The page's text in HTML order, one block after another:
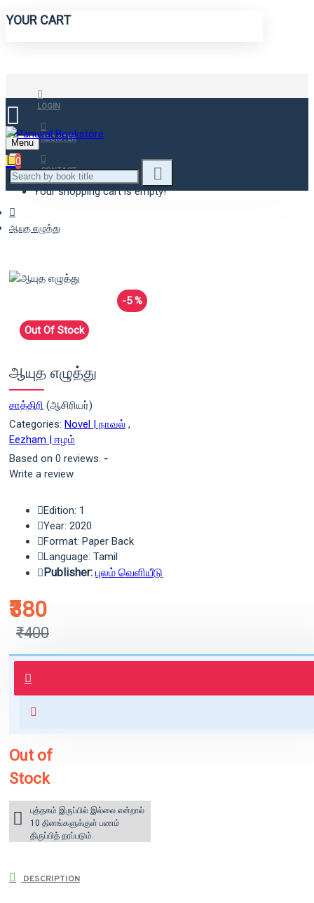
YOUR CART
LOGIN
REGISTER
CONTACT
Menu
0
Your shopping cart is empty!
ஆயுத எழுத்து
-5 %
Out Of Stock
ஆயுத எழுத்து
சாத்திரி (ஆசிரியர்)
Categories: Novel | நாவல் ,
Eezham | ஈழம்
Based on 0 reviews. -
Write a review
₹380
₹400
Edition: 1
Year: 2020
Format: Paper Back
Language: Tamil
Publisher: புலம் வெளியீடு
புத்தகம் 3 - 7 நாட்களில் அனுப்பி
வைக்கப்படும்.
for orders above ₹1000 within
Out of
Stock
புத்தகம் இருப்பில் இல்லை என்றால்
10 தினங்களுக்குள் பணம்
திருப்பித் தரப்படும்.
DESCRIPTION